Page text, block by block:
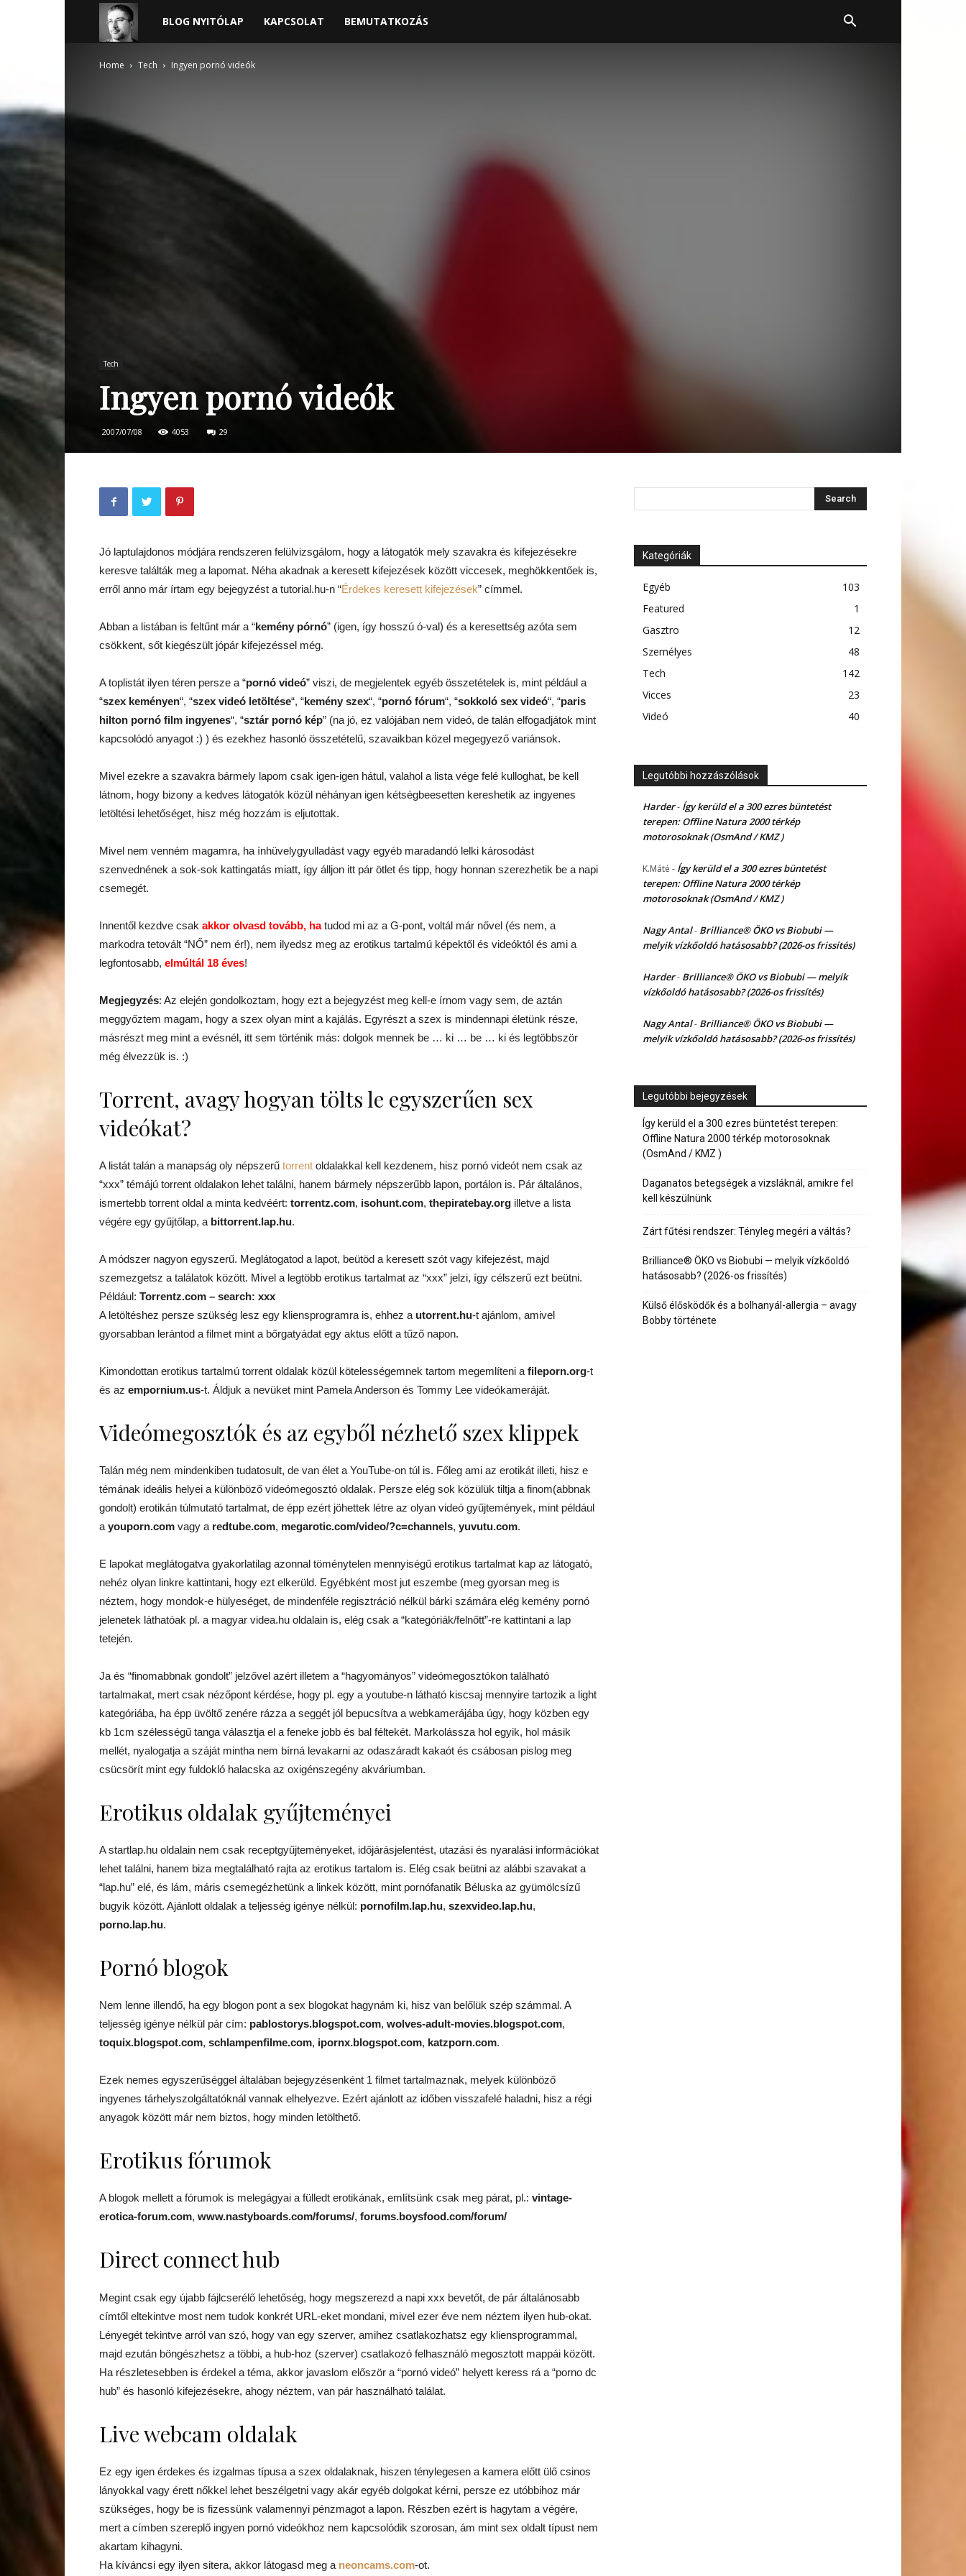
Harder
blogja
BLOG NYITÓLAP KAPCSOLAT BEMUTATKOZÁS
Home Tech Ingyen pornó videók
Tech
Ingyen pornó videók
2007/07/08 4053 29
Jó laptulajdonos módjára rendszeren felülvizsgálom, hogy a látogatók mely szavakra és kifejezésekre
keresve találták meg a lapomat. Néha akadnak a keresett kifejezések között viccesek, meghökkentőek is,
erről anno már írtam egy bejegyzést a tutorial.hu-n “Érdekes keresett kifejezések” címmel.
Abban a listában is feltűnt már a “kemény pórnó” (igen, így hosszú ó-val) és a keresettség azóta sem
csökkent, sőt kiegészült jópár kifejezéssel még.
A toplistát ilyen téren persze a “pornó videó” viszi, de megjelentek egyéb összetételek is, mint például a
“szex keményen“, “szex videó letöltése“, “kemény szex“, “pornó fórum“, “sokkoló sex videó“, “paris
hilton pornó film ingyenes“, “sztár pornó kép” (na jó, ez valójában nem videó, de talán elfogadjátok mint
kapcsolódó anyagot :) ) és ezekhez hasonló összetételű, szavaikban közel megegyező variánsok.
Mivel ezekre a szavakra bármely lapom csak igen-igen hátul, valahol a lista vége felé kulloghat, be kell
látnom, hogy bizony a kedves látogatók közül néhányan igen kétségbeesetten kereshetik az ingyenes
letöltési lehetőséget, hisz még hozzám is eljutottak.
Mivel nem venném magamra, ha ínhüvelygyulladást vagy egyéb maradandó lelki károsodást
szenvednének a sok-sok kattingatás miatt, így álljon itt pár ötlet és tipp, hogy honnan szerezhetik be a napi
csemegét.
Innentől kezdve csak akkor olvasd tovább, hatudod mi az a G-pont, voltál már nővel (és nem, a
markodra tetovált “NŐ” nem ér!), nem ilyedsz meg az erotikus tartalmú képektől és videóktól és ami a
legfontosabb, elmúltál 18 éves!
Megjegyzés: Az elején gondolkoztam, hogy ezt a bejegyzést meg kell-e írnom vagy sem, de aztán
meggyőztem magam, hogy a szex olyan mint a kajálás. Egyrészt a szex is mindennapi életünk része,
másrészt meg mint a evésnél, itt sem történik más: dolgok mennek be … ki … be … ki és legtöbbször
még élvezzük is. :)
Torrent, avagy hogyan tölts le egyszerűen sex
videókat?
A listát talán a manapság oly népszerű torrent oldalakkal kell kezdenem, hisz pornó videót nem csak az
“xxx” témájú torrent oldalakon lehet találni, hanem bármely népszerűbb lapon, portálon is. Pár általános,
ismertebb torrent oldal a minta kedvéért: torrentz.com, isohunt.com, thepiratebay.org illetve a lista
végére egy gyűjtőlap, a bittorrent.lap.hu.
A módszer nagyon egyszerű. Meglátogatod a lapot, beütöd a keresett szót vagy kifejezést, majd
szemezgetsz a találatok között. Mivel a legtöbb erotikus tartalmat az “xxx” jelzi, így célszerű ezt beütni.
Például: Torrentz.com – search: xxx
A letöltéshez persze szükség lesz egy kliensprogramra is, ehhez a utorrent.hu-t ajánlom, amivel
gyorsabban lerántod a filmet mint a bőrgatyádat egy aktus előtt a tűző napon.
Kimondottan erotikus tartalmú torrent oldalak közül kötelességemnek tartom megemlíteni a fileporn.org-t
és az empornium.us-t. Áldjuk a nevüket mint Pamela Anderson és Tommy Lee videókameráját.
Videómegosztók és az egyből nézhető szex klippek
Talán még nem mindenkiben tudatosult, de van élet a YouTube-on túl is. Főleg ami az erotikát illeti, hisz e
témának ideális helyei a különböző videómegosztó oldalak. Persze elég sok közülük tiltja a finom(abbnak
gondolt) erotikán túlmutató tartalmat, de épp ezért jöhettek létre az olyan videó gyűjtemények, mint például
a youporn.com vagy a redtube.com, megarotic.com/video/?c=channels, yuvutu.com.
E lapokat meglátogatva gyakorlatilag azonnal töménytelen mennyiségű erotikus tartalmat kap az látogató,
nehéz olyan linkre kattintani, hogy ezt elkerüld. Egyébként most jut eszembe (meg gyorsan meg is
néztem, hogy mondok-e hülyeséget, de mindenféle regisztráció nélkül bárki számára elég kemény pornó
jelenetek láthatóak pl. a magyar videa.hu oldalain is, elég csak a “kategóriák/felnőtt”-re kattintani a lap
tetején.
Ja és “finomabbnak gondolt” jelzővel azért illetem a “hagyományos” videómegosztókon található
tartalmakat, mert csak nézőpont kérdése, hogy pl. egy a youtube-n látható kiscsaj mennyire tartozik a light
kategóriába, ha épp üvöltő zenére rázza a seggét jól bepucsítva a webkamerájába úgy, hogy közben egy
kb 1cm szélességű tanga választja el a feneke jobb és bal féltekét. Markolássza hol egyik, hol másik
mellét, nyalogatja a száját mintha nem bírná levakarni az odaszáradt kakaót és csábosan pislog meg
csücsörít mint egy fuldokló halacska az oxigénszegény akváriumban.
Erotikus oldalak gyűjteményei
A startlap.hu oldalain nem csak receptgyűjteményeket, időjárásjelentést, utazási és nyaralási információkat
lehet találni, hanem biza megtalálható rajta az erotikus tartalom is. Elég csak beütni az alábbi szavakat a
“lap.hu” elé, és lám, máris csemegézhetünk a linkek között, mint pornófanatik Béluska az gyümölcsízű
bugyik között. Ajánlott oldalak a teljesség igénye nélkül: pornofilm.lap.hu, szexvideo.lap.hu,
porno.lap.hu.
Pornó blogok
Nem lenne illendő, ha egy blogon pont a sex blogokat hagynám ki, hisz van belőlük szép számmal. A
teljesség igénye nélkül pár cím: pablostorys.blogspot.com, wolves-adult-movies.blogspot.com,
toquix.blogspot.com, schlampenfilme.com, ipornx.blogspot.com, katzporn.com.
Ezek nemes egyszerűséggel általában bejegyzésenként 1 filmet tartalmaznak, melyek különböző
ingyenes tárhelyszolgáltatóknál vannak elhelyezve. Ezért ajánlott az időben visszafelé haladni, hisz a régi
anyagok között már nem biztos, hogy minden letölthető.
Erotikus fórumok
A blogok mellett a fórumok is melegágyai a fülledt erotikának, említsünk csak meg párat, pl.: vintage-
erotica-forum.com, www.nastyboards.com/forums/, forums.boysfood.com/forum/
Direct connect hub
Megint csak egy újabb fájlcserélő lehetőség, hogy megszerezd a napi xxx bevetőt, de pár általánosabb
címtől eltekintve most nem tudok konkrét URL-eket mondani, mivel ezer éve nem néztem ilyen hub-okat.
Lényegét tekintve arról van szó, hogy van egy szerver, amihez csatlakozhatsz egy kliensprogrammal,
majd ezután böngészhetsz a többi, a hub-hoz (szerver) csatlakozó felhasználó megosztott mappái között.
Ha részletesebben is érdekel a téma, akkor javaslom először a “pornó videó” helyett keress rá a “porno dc
hub” és hasonló kifejezésekre, ahogy néztem, van pár használható találat.
Live webcam oldalak
Ez egy igen érdekes és izgalmas típusa a szex oldalaknak, hiszen ténylegesen a kamera előtt ülő csinos
lányokkal vagy érett nőkkel lehet beszélgetni vagy akár egyéb dolgokat kérni, persze ez utóbbihoz már
szükséges, hogy be is fizessünk valamennyi pénzmagot a lapon. Részben ezért is hagytam a végére,
mert a címben szereplő ingyen pornó videókhoz nem kapcsolódik szorosan, ám mint sex oldalt típust nem
akartam kihagyni.
Ha kíváncsi egy ilyen sitera, akkor látogasd meg a neoncams.com-ot.
Kategóriák
Egyéb
103
Featured
1
Gasztro
12
Személyes
48
Tech
142
Vicces
23
Videó
40
Legutóbbi hozzászólások
Harder- Így kerüld el a 300 ezres büntetést
terepen: Offline Natura 2000 térkép
motorosoknak (OsmAnd / KMZ )
K.Máté - Így kerüld el a 300 ezres büntetést
terepen: Offline Natura 2000 térkép
motorosoknak (OsmAnd / KMZ )
Nagy Antal- Brilliance® ÖKO vs Biobubi —
melyik vízkőoldó hatásosabb? (2026-os frissítés)
Harder- Brilliance® ÖKO vs Biobubi — melyik
vízkőoldó hatásosabb? (2026-os frissítés)
Nagy Antal- Brilliance® ÖKO vs Biobubi —
melyik vízkőoldó hatásosabb? (2026-os frissítés)
Legutóbbi bejegyzések
Így kerüld el a 300 ezres büntetést terepen:
Offline Natura 2000 térkép motorosoknak
(OsmAnd / KMZ )
Daganatos betegségek a vizsláknál, amikre fel
kell készülnünk
Zárt fűtési rendszer: Tényleg megéri a váltás?
Brilliance® ÖKO vs Biobubi — melyik vízkőoldó
hatásosabb? (2026-os frissítés)
Külső élősködők és a bolhanyál-allergia – avagy
Bobby története